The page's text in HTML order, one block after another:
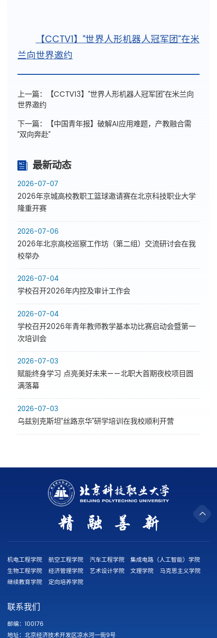
【CCTV1】“世界人形机器人冠军团”在米
兰向世界邀约
上一篇：
【CCTV13】“世界人形机器人冠军团”在米兰向
世界邀约
下一篇：
【中国青年报】破解AI应用难题，产教融合需
“双向奔赴”
最新动态
2026-07-07
2026年京城高校教职工篮球邀请赛在北京科技职业大学
隆重开赛
2026-07-06
2026年北京高校巡察工作坊（第二组）交流研讨会在我
校举办
2026-07-04
学校召开2026年内控及审计工作会
2026-07-04
学校召开2026年青年教师教学基本功比赛启动会暨第一
次培训会
2026-07-03
赋能终身学习 点亮美好未来——北职大首期夜校项目圆
满落幕
2026-07-03
乌兹别克斯坦“丝路京华”研学培训在我校顺利开营
机电工程学院 航空工程学院 汽车工程学院
集成电路（人工智能）学院
生物工程学院
经济管理学院 艺术设计学院 文理学院
马克思主义学院
继续教育学院
定向培养学院
联系我们
邮编：100176
地址：北京经济技术开发区凉水河一街9号